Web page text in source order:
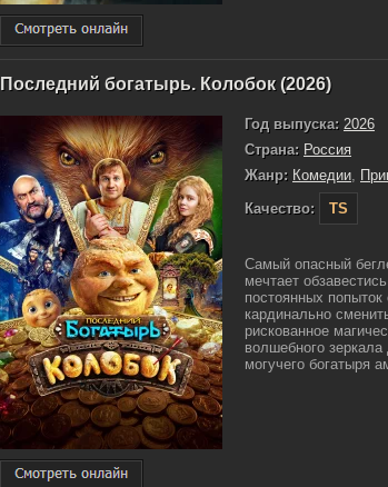
Последний богатырь. Колобок (2026)
Год выпуска: 2026
Страна: Россия
Жанр: Комедии
Качество:
TS
Самый опасный
мечтает
постоянных
кардинально
рискованное
волшебного
могучего богатыря